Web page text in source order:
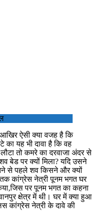
आखिर ऐसी क्या वजह है कि
का यह भी दावा है कि वह
तो कमरे का दरवाजा अंदर से
बेड पर क्यों मिला? यदि उसने
से पहले शव किसने और क्यों
कांग्रेस नेत्री पूनम भगत घर
पर पूनम भगत का कहना
क्षेत्र में थी। घर में क्या हुआ
कांग्रेस नेत्री के दावे की